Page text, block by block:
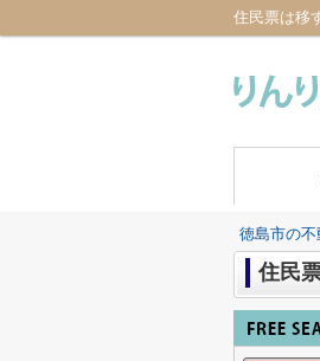
住民票は移
徳島市の
住民